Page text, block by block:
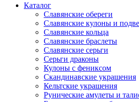
Каталог
Славянские обереги
Славянские кулоны и
Славянские кольца
Славянские браслеты
Славянские серьги
Серьги драконы
Кулоны с фениксом
Скандинавские украшения
Кельтские украшения
Рунические амулеты и